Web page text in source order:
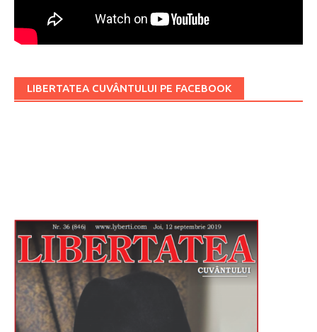
LIBERTATEA CUVÂNTULUI PE FACEBOOK